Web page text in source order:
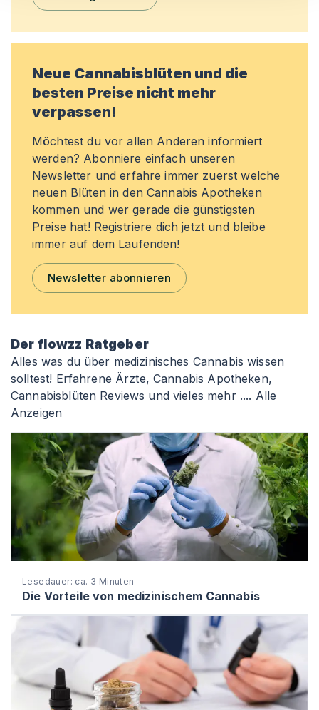
Neue Cannabisblüten und die
besten Preise nicht mehr
verpassen!
Möchtest du vor allen Anderen informiert
werden? Abonniere einfach unseren
Newsletter und erfahre immer zuerst welche
neuen Blüten in den Cannabis Apotheken
kommen und wer gerade die günstigsten
Preise hat! Registriere dich jetzt und bleibe
immer auf dem Laufenden!
Newsletter abonnieren
Der flowzz Ratgeber
Alles was du über medizinisches Cannabis wissen
solltest! Erfahrene Ärzte, Cannabis Apotheken,
Cannabisblüten Reviews und vieles mehr .... Alle
Anzeigen
Lesedauer: ca. 3 Minuten
Die Vorteile von medizinischem Cannabis